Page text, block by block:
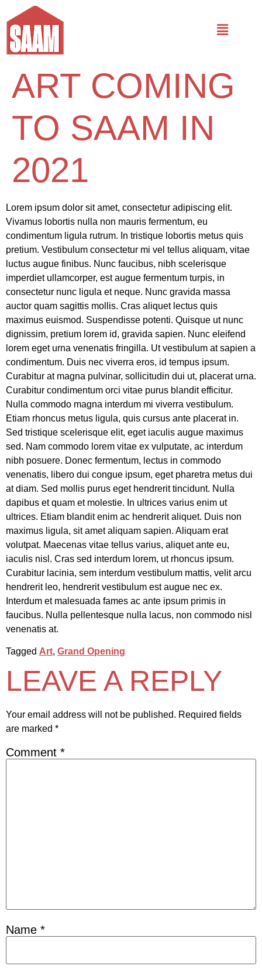
ART COMING
TO SAAM IN
2021
Lorem ipsum dolor sit amet, consectetur adipiscing elit.
Vivamus lobortis nulla non mauris fermentum, eu
condimentum ligula rutrum. In tristique lobortis metus quis
pretium. Vestibulum consectetur mi vel tellus aliquam, vitae
luctus augue finibus. Nunc faucibus, nibh scelerisque
imperdiet ullamcorper, est augue fermentum turpis, in
consectetur nunc ligula et neque. Nunc gravida massa
auctor quam sagittis mollis. Cras aliquet lectus quis
maximus euismod. Suspendisse potenti. Quisque ut nunc
dignissim, pretium lorem id, gravida sapien. Nunc eleifend
lorem eget urna venenatis fringilla. Ut vestibulum at sapien a
condimentum. Duis nec viverra eros, id tempus ipsum.
Curabitur at magna pulvinar, sollicitudin dui ut, placerat urna.
Curabitur condimentum orci vitae purus blandit efficitur.
Nulla commodo magna interdum mi viverra vestibulum.
Etiam rhoncus metus ligula, quis cursus ante placerat in.
Sed tristique scelerisque elit, eget iaculis augue maximus
sed. Nam commodo lorem vitae ex vulputate, ac interdum
nibh posuere. Donec fermentum, lectus in commodo
venenatis, libero dui congue ipsum, eget pharetra metus dui
at diam. Sed mollis purus eget hendrerit tincidunt. Nulla
dapibus et quam et molestie. In ultrices varius enim ut
ultrices. Etiam blandit enim ac hendrerit aliquet. Duis non
maximus ligula, sit amet aliquam sapien. Aliquam erat
volutpat. Maecenas vitae tellus varius, aliquet ante eu,
iaculis nisl. Cras sed interdum lorem, ut rhoncus ipsum.
Curabitur lacinia, sem interdum vestibulum mattis, velit arcu
hendrerit leo, hendrerit vestibulum est augue nec ex.
Interdum et malesuada fames ac ante ipsum primis in
faucibus. Nulla pellentesque nulla lacus, non commodo nisl
venenatis at.
Tagged Art, Grand Opening
LEAVE A REPLY
Your email address will not be published. Required fields
are marked *
Comment *
Name *